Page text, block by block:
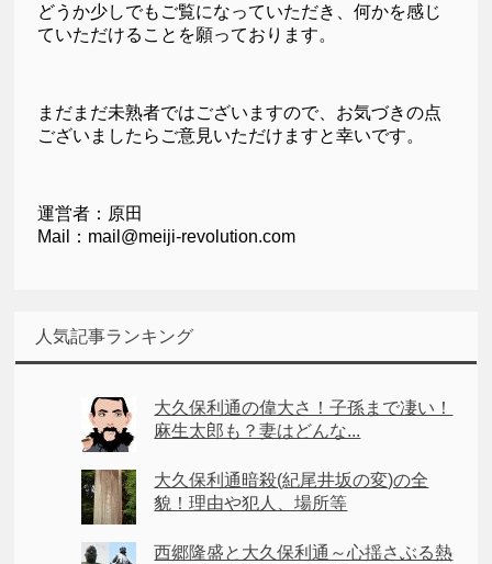
どうか少しでもご覧になっていただき、何かを感じ
ていただけることを願っております。
まだまだ未熟者ではございますので、お気づきの点
ございましたらご意見いただけますと幸いです。
運営者：原田
Mail：mail@meiji-revolution.com
人気記事ランキング
大久保利通の偉大さ！子孫まで凄い！
麻生太郎も？妻はどんな...
大久保利通暗殺(紀尾井坂の変)の全
貌！理由や犯人、場所等
西郷隆盛と大久保利通～心揺さぶる熱